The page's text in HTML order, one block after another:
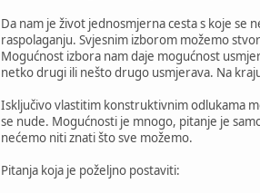
Da nam je život jednosmjerna cesta s koje
raspolaganju. Svjesnim izborom možemo
Mogućnost izbora nam daje mogućnost
netko drugi ili nešto drugo usmjerava. Na
Isključivo vlastitim konstruktivnim odlukama
se nude. Mogućnosti je mnogo, pitanje je
nećemo niti znati što sve možemo.
Pitanja koja je poželjno postaviti: